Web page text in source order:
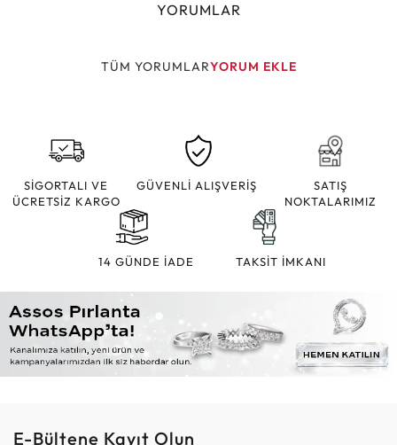
YORUMLAR
TÜM YORUMLARYORUM EKLE
SİGORTALI VE
ÜCRETSİZ KARGO
GÜVENLİ ALIŞVERİŞ
SATIŞ
NOKTALARIMIZ
14 GÜNDE İADE TAKSİT İMKANI
E-Bültene Kayıt Olun